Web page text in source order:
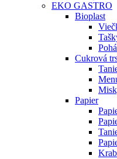
EKO GASTRO
Bioplast
Cukrová
Papier